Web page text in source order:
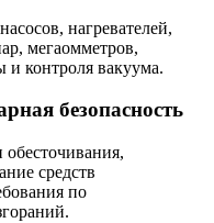
нагревателей,
мегаомметров,
и контроля вакуума.
безопасность
средств
по